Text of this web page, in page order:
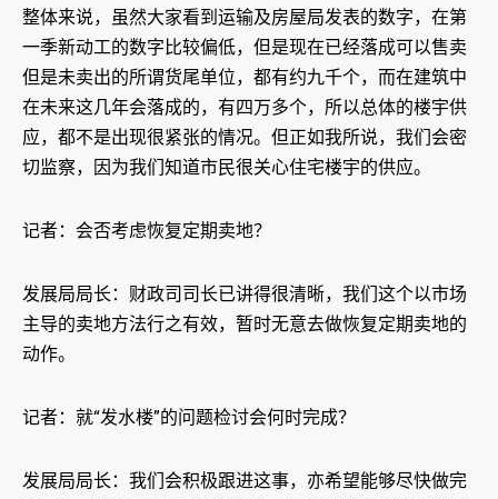
整体来说，虽然大家看到运输及房屋局发表的数字，在第
一季新动工的数字比较偏低，但是现在已经落成可以售卖
但是未卖出的所谓货尾单位，都有约九千个，而在建筑中
在未来这几年会落成的，有四万多个，所以总体的楼宇供
应，都不是出现很紧张的情况。但正如我所说，我们会密
切监察，因为我们知道市民很关心住宅楼宇的供应。
记者：会否考虑恢复定期卖地？
发展局局长：财政司司长已讲得很清晰，我们这个以市场
主导的卖地方法行之有效，暂时无意去做恢复定期卖地的
动作。
记者：就“发水楼”的问题检讨会何时完成？
发展局局长：我们会积极跟进这事，亦希望能够尽快做完